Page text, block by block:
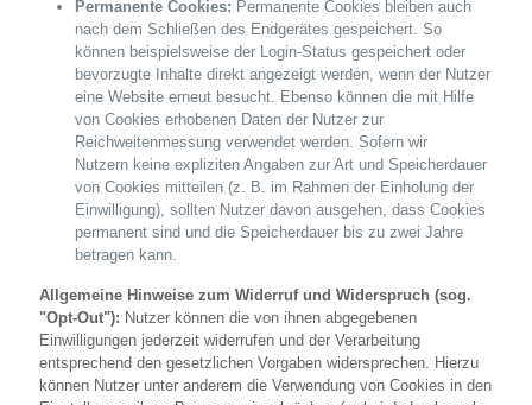
Permanente Cookies: Permanente Cookies bleiben auch
nach dem Schließen des Endgerätes gespeichert. So
können beispielsweise der Login-Status gespeichert oder
bevorzugte Inhalte direkt angezeigt werden, wenn der Nutzer
eine Website erneut besucht. Ebenso können die mit Hilfe
von Cookies erhobenen Daten der Nutzer zur
Reichweitenmessung verwendet werden. Sofern wir
Nutzern keine expliziten Angaben zur Art und Speicherdauer
von Cookies mitteilen (z. B. im Rahmen der Einholung der
Einwilligung), sollten Nutzer davon ausgehen, dass Cookies
permanent sind und die Speicherdauer bis zu zwei Jahre
betragen kann.
Allgemeine Hinweise zum Widerruf und Widerspruch (sog.
"Opt-Out"): Nutzer können die von ihnen abgegebenen
Einwilligungen jederzeit widerrufen und der Verarbeitung
entsprechend den gesetzlichen Vorgaben widersprechen. Hierzu
können Nutzer unter anderem die Verwendung von Cookies in den